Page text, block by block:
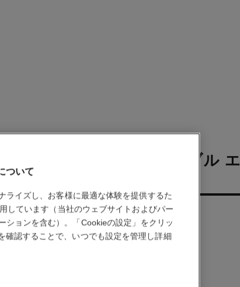
スティロ オンブル エ
アイシャドウ
詳細
ついて
ライズし、お客様に最適な体験を提供するた
しています（当社のウェブサイトおよびパー
ションを含む）。「Cookieの設定」をクリッ
確認することで、いつでも設定を管理し詳細